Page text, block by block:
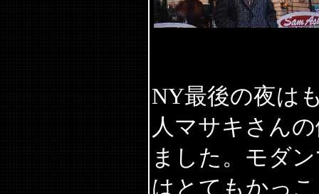
NY最後の夜は
人マサキさん
ました。モダ
はとてもかっ